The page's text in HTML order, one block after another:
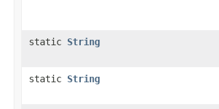
static String
static String